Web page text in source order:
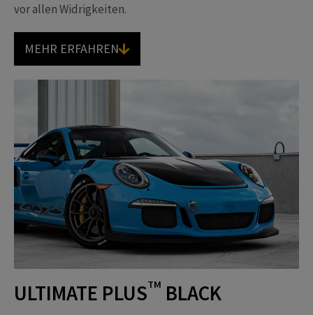
vor allen Widrigkeiten.
MEHR ERFAHREN
ULTIMATE PLUSTM BLACK